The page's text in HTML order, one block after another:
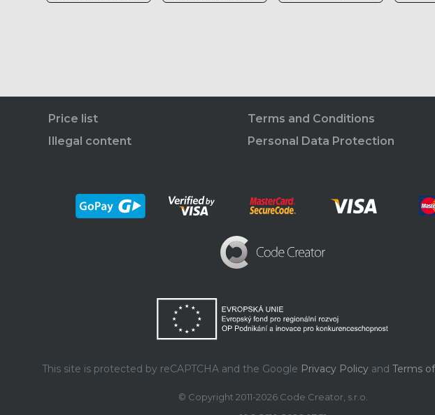
Price list
Illegal content
Terms and Conditions
Personal Data Protection
This site is protected by reCAPTCHA and the Google Privacy Policyand Terms
© Copyright 2011-2026 Code Creator, s.r.o.